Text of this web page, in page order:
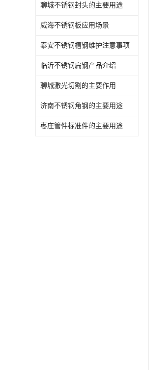
聊城不锈钢封头的主要用途
威海不锈钢板应用场景
泰安不锈钢槽钢维护注意事项
临沂不锈钢扁钢产品介绍
聊城激光切割的主要作用
济南不锈钢角钢的主要用途
枣庄管件标准件的主要用途